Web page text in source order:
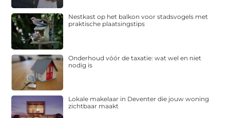
Nestkast op het balkon voor stadsvogels met
praktische plaatsingstips
Onderhoud vóór de taxatie: wat wel en niet
nodig is
Lokale makelaar in Deventer die jouw woning
zichtbaar maakt